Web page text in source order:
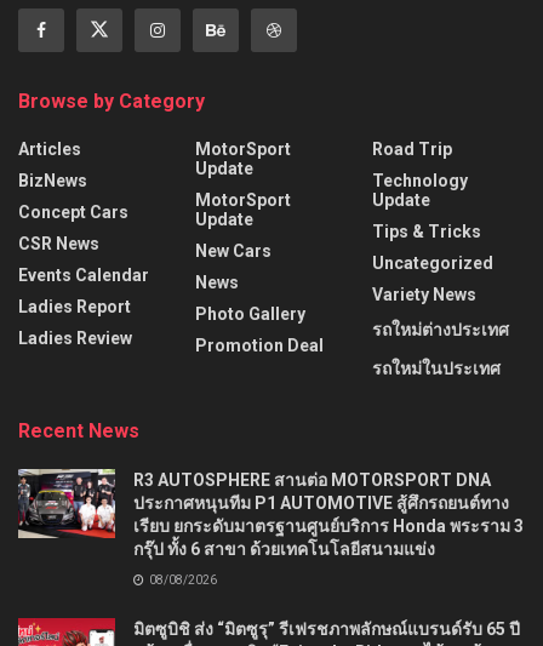
Browse by Category
Articles
BizNews
Concept Cars
CSR News
Events Calendar
Ladies Report
Ladies Review
MotorSport
Update
MotorSport
Update
New Cars
News
Photo Gallery
Promotion Deal
Road Trip
Technology
Update
Tips & Tricks
Uncategorized
Variety News
รถใหม่ต่างประเทศ
รถใหม่ในประเทศ
Recent News
R3 AUTOSPHERE สานต่อ MOTORSPORT DNA
ประกาศหนุนทีม P1 AUTOMOTIVE สู้ศึกรถยนต์ทาง
เรียบ ยกระดับมาตรฐานศูนย์บริการ Honda พระราม 3
กรุ๊ป ทั้ง 6 สาขา ด้วยเทคโนโลยีสนามแข่ง
08/08/2026
มิตซูบิชิ ส่ง “มิตซูรุ” รีเฟรชภาพลักษณ์แบรนด์รับ 65 ปี